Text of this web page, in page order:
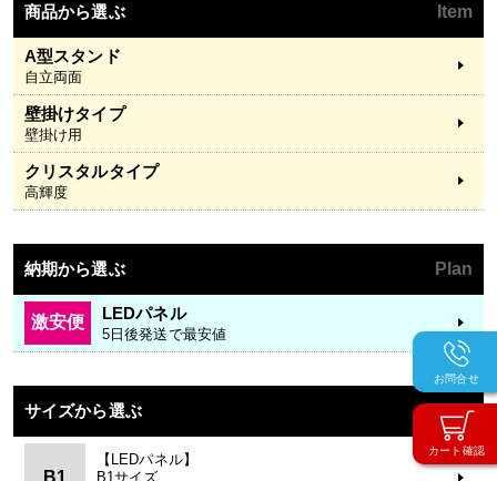
カート確認
お問合せ
商品から選ぶ Item
A型スタンド
自立両面
壁掛けタイプ
壁掛け用
クリスタルタイプ
高輝度
納期から選ぶ Plan
激安便 LEDパネル
5日後発送で最安値
サイズから選ぶ Size
B1
【LEDパネル】
B1サイズ